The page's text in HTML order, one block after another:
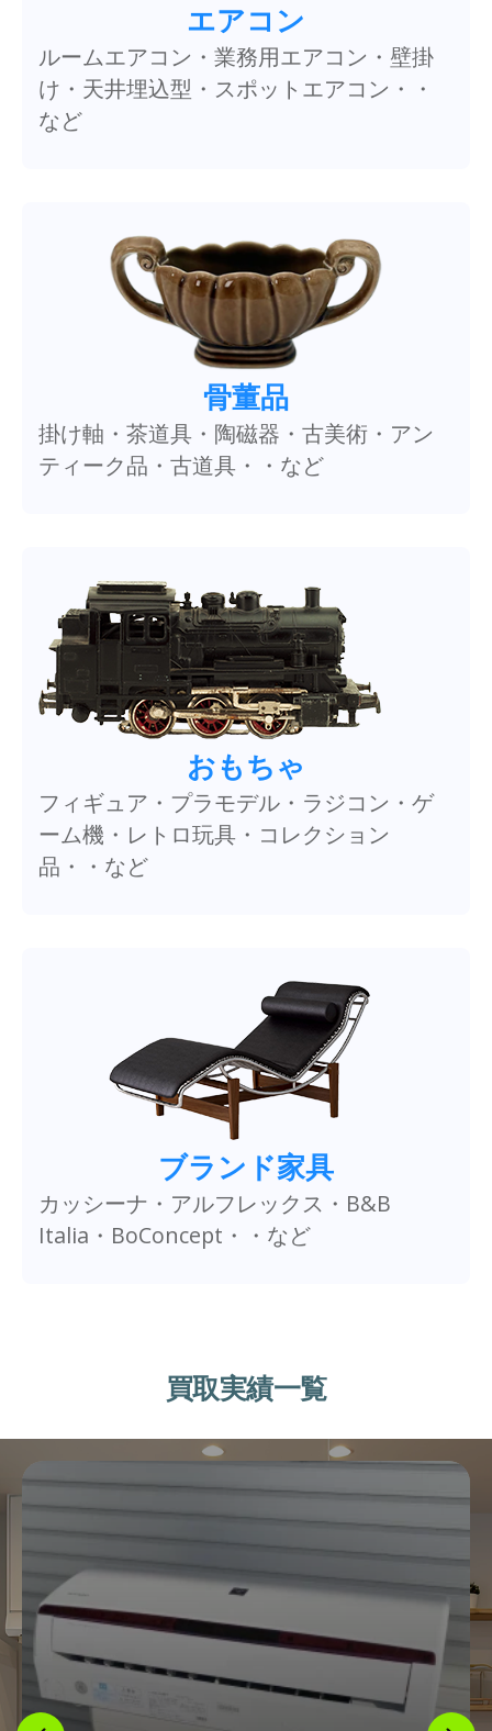
エアコン
ルームエアコン・業務用エアコン・壁掛
け・天井埋込型・スポットエアコン・・
など
骨董品
掛け軸・茶道具・陶磁器・古美術・アン
ティーク品・古道具・・など
おもちゃ
フィギュア・プラモデル・ラジコン・ゲ
ーム機・レトロ玩具・コレクション
品・・など
ブランド家具
カッシーナ・アルフレックス・B&B
Italia・BoConcept・・など
買取実績一覧